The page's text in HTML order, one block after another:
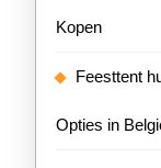
Kopen
Feesttent
Opties in